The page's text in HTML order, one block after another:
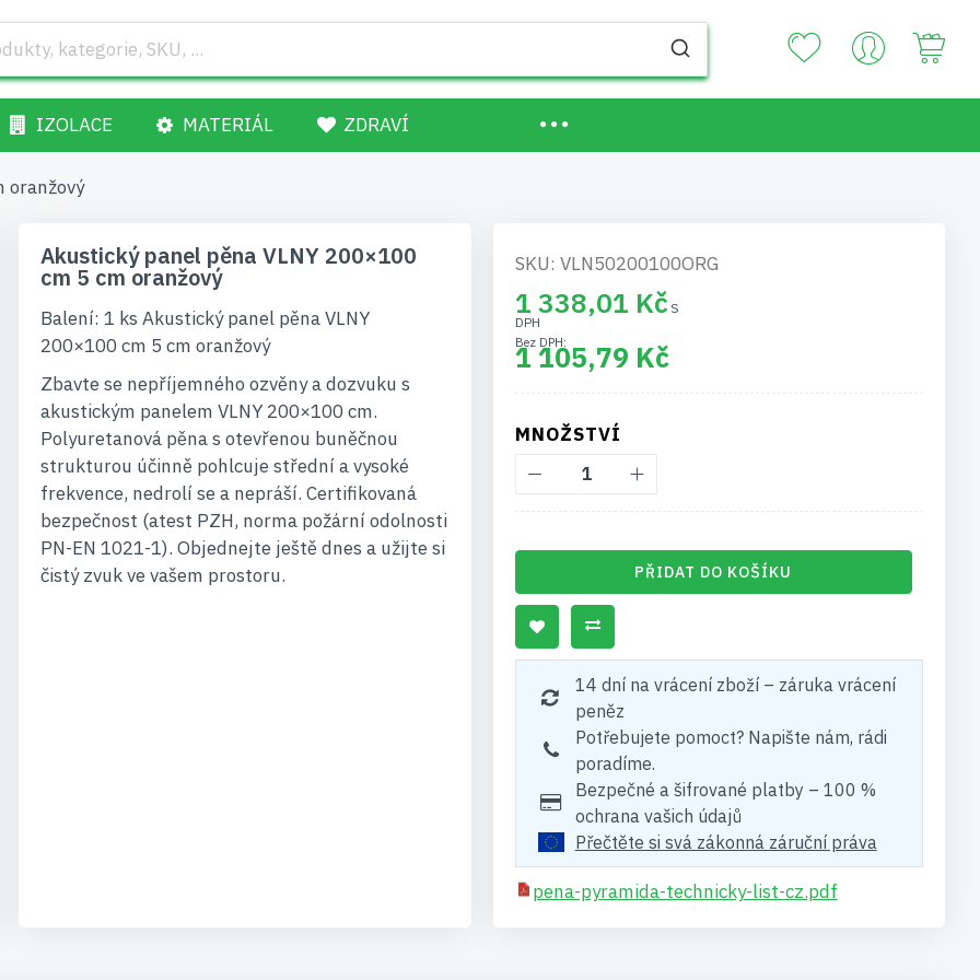
IZOLACE MATERIÁL ZDRAVÍ
oranžový
Akustický panel pěna VLNY 200×100
cm 5 cm oranžový
Balení: 1 ks Akustický panel pěna VLNY
200×100 cm 5 cm oranžový
Zbavte se nepříjemného ozvěny a dozvuku s
akustickým panelem VLNY 200×100 cm.
Polyuretanová pěna s otevřenou buněčnou
strukturou účinně pohlcuje střední a vysoké
frekvence, nedrolí se a nepráší. Certifikovaná
bezpečnost (atest PZH, norma požární odolnosti
PN-EN 1021-1). Objednejte ještě dnes a užijte si
čistý zvuk ve vašem prostoru.
SKU: VLN50200100ORG
1 338,01 Kč
1 105,79 Kč
MNOŽSTVÍ
PŘIDAT DO KOŠÍKU
14 dní na vrácení zboží – záruka vrácení
peněz
Potřebujete pomoct? Napište nám, rádi
poradíme.
Bezpečné a šifrované platby – 100 %
ochrana vašich údajů
Přečtěte si svá zákonná záruční práva
pena-pyramida-technicky-list-cz.pdf